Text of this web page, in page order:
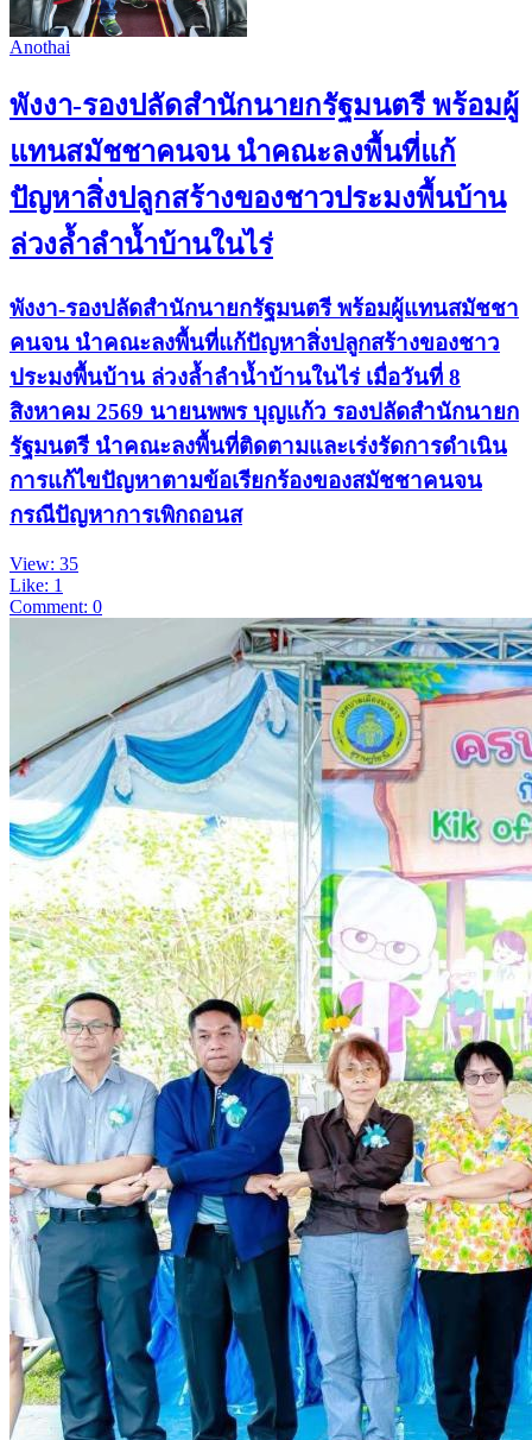
Anothai
พังงา-รองปลัดสำนักนายกรัฐมนตรี พร้อมผู้
แทนสมัชชาคนจน นำคณะลงพื้นที่แก้
ปัญหาสิ่งปลูกสร้างของชาวประมงพื้นบ้าน
ล่วงล้ำลำน้ำบ้านในไร่
พังงา-รองปลัดสำนักนายกรัฐมนตรี พร้อมผู้แทนสมัชชา
คนจน นำคณะลงพื้นที่แก้ปัญหาสิ่งปลูกสร้างของชาว
ประมงพื้นบ้าน ล่วงล้ำลำน้ำบ้านในไร่ เมื่อวันที่ 8
สิงหาคม 2569 นายนพพร บุญแก้ว รองปลัดสำนักนายก
รัฐมนตรี นำคณะลงพื้นที่ติดตามและเร่งรัดการดำเนิน
การแก้ไขปัญหาตามข้อเรียกร้องของสมัชชาคนจน
กรณีปัญหาการเพิกถอนส
View: 35
Like: 1
Comment: 0